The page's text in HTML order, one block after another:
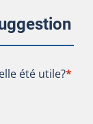
elle été utile?
été utile?*